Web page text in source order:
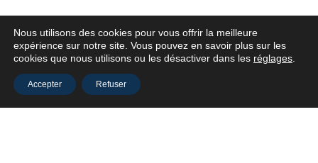
Partenaires
Nous utilisons des cookies pour vous offrir la meilleure
expérience sur notre site. Vous pouvez en savoir plus sur les
cookies que nous utilisons ou les désactiver dans les réglages
Accepter Refuser